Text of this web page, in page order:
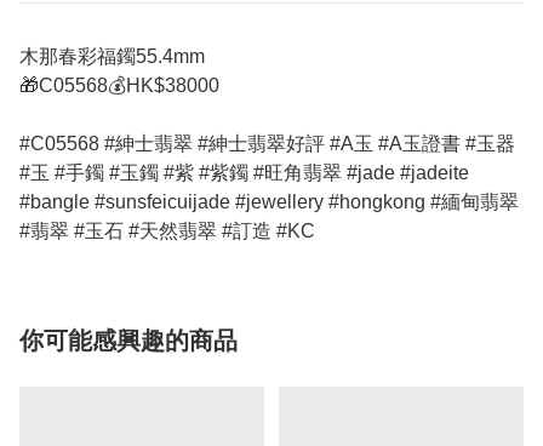
木那春彩福鐲55.4mm
🎁C05568💰HK$38000
#C05568 #紳士翡翠 #紳士翡翠好評 #A玉 #A玉證書 #玉器
#玉 #手鐲 #玉鐲 #紫 #紫鐲 #旺角翡翠 #jade #jadeite
#bangle #sunsfeicuijade #jewellery #hongkong #緬甸翡翠
#翡翠 #玉石 #天然翡翠 #訂造 #KC
你可能感興趣的商品